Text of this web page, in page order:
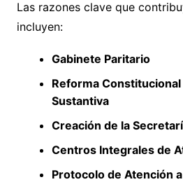
Las razones clave que
incluyen:
Gabinete Paritario
Reforma
Sustantiva
Creación de la
Centros Integrales de
Protocolo de Atención